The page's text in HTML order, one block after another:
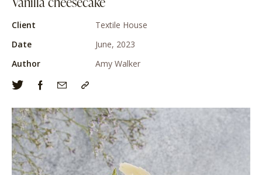
Client
Textile House
Date
June, 2023
Author
Amy Walker